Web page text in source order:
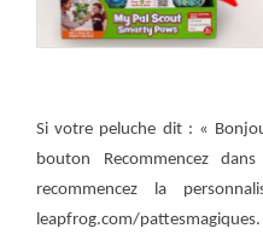
Si votre peluche dit : «
bouton Recommencez
recommencez la
leapfrog.com/pattesmagiques.